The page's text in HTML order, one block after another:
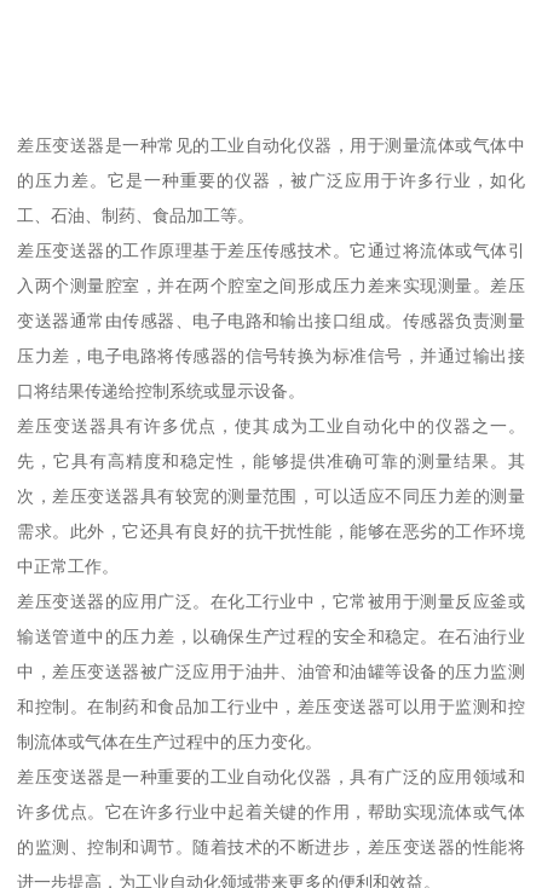
差压变送器是一种常见的工业自动化仪器，用于测量流体或气体中
的压力差。它是一种重要的仪器，被广泛应用于许多行业，如化
工、石油、制药、食品加工等。
差压变送器的工作原理基于差压传感技术。它通过将流体或气体引
入两个测量腔室，并在两个腔室之间形成压力差来实现测量。差压
变送器通常由传感器、电子电路和输出接口组成。传感器负责测量
压力差，电子电路将传感器的信号转换为标准信号，并通过输出接
口将结果传递给控制系统或显示设备。
差压变送器具有许多优点，使其成为工业自动化中的仪器之一。
先，它具有高精度和稳定性，能够提供准确可靠的测量结果。其
次，差压变送器具有较宽的测量范围，可以适应不同压力差的测量
需求。此外，它还具有良好的抗干扰性能，能够在恶劣的工作环境
中正常工作。
差压变送器的应用广泛。在化工行业中，它常被用于测量反应釜或
输送管道中的压力差，以确保生产过程的安全和稳定。在石油行业
中，差压变送器被广泛应用于油井、油管和油罐等设备的压力监测
和控制。在制药和食品加工行业中，差压变送器可以用于监测和控
制流体或气体在生产过程中的压力变化。
差压变送器是一种重要的工业自动化仪器，具有广泛的应用领域和
许多优点。它在许多行业中起着关键的作用，帮助实现流体或气体
的监测、控制和调节。随着技术的不断进步，差压变送器的性能将
进一步提高，为工业自动化领域带来更多的便利和效益。